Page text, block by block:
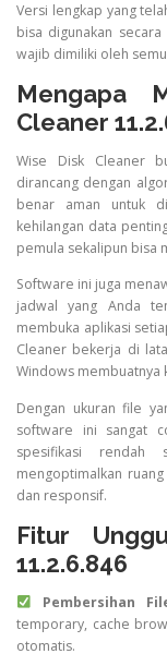
Versi lengkap yang
bisa digunakan
wajib dimiliki oleh
Mengapa
Cleaner
Wise Disk Cleaner
dirancang dengan
benar aman untuk
kehilangan data
pemula sekalipun bisa
Software ini juga
jadwal yang Anda
membuka aplikasi
Cleaner bekerja di
Windows
Dengan ukuran file
software ini sangat
spesifikasi rendah
mengoptimalkan
dan responsif.
Fitur
11.2.6.846
Pembersihan
temporary, cache
otomatis.